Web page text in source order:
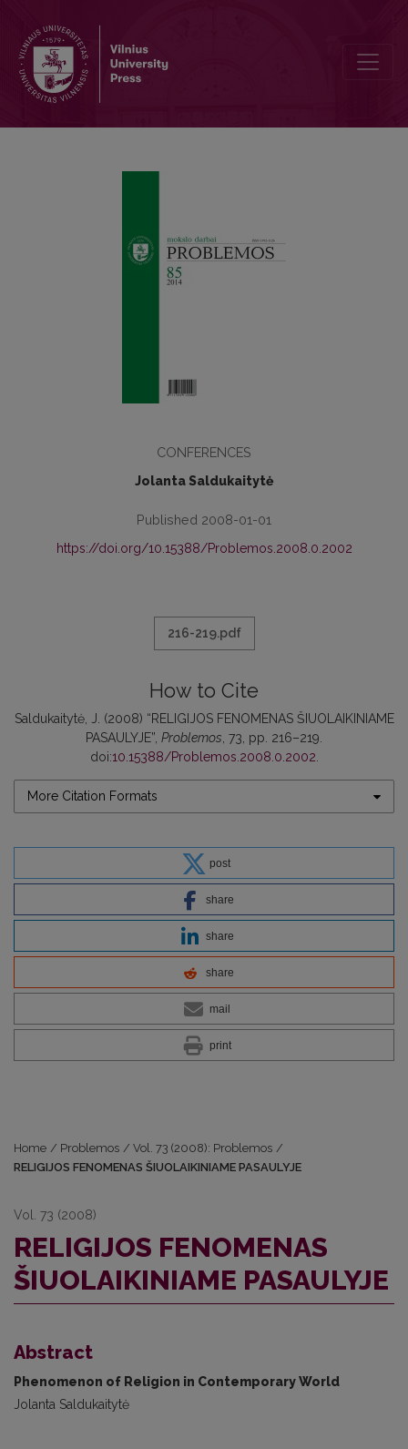
CONFERENCES
Jolanta Saldukaitytė
Published 2008-01-01
https://doi.org/10.15388/Problemos.2008.0.2002
216-219.pdf
How to Cite
Saldukaitytė, J. (2008) “RELIGIJOS FENOMENAS ŠIUOLAIKINIAME
PASAULYJE”, Problemos , 73, pp. 216–219.
doi:10.15388/Problemos.2008.0.2002
More Citation Formats
post
share
share
share
mail
print
Home / Problemos / Vol. 73 (2008): Problemos /
RELIGIJOS FENOMENAS ŠIUOLAIKINIAME PASAULYJE
Vol. 73 (2008)
RELIGIJOS FENOMENAS
ŠIUOLAIKINIAME PASAULYJE
Abstract
Phenomenon of Religion in Contemporary World
Jolanta Saldukaitytė